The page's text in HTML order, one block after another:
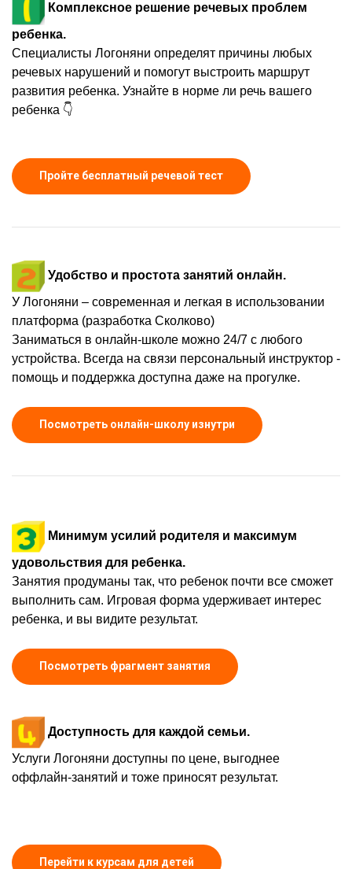
Комплексное решение речевых проблем
ребенка.
Специалисты Логоняни определят причины любых
речевых нарушений и помогут выстроить маршрут
развития ребенка. Узнайте в норме ли речь вашего
ребенка 👇
Пройте бесплатный речевой тест
Удобство и простота занятий онлайн.
У Логоняни – современная и легкая в использовании
платформа (разработка Сколково)
Заниматься в онлайн-школе можно 24/7 с любого
устройства. Всегда на связи персональный инструктор -
помощь и поддержка доступна даже на прогулке.
Посмотреть онлайн-школу изнутри
Минимум усилий родителя и максимум
удовольствия для ребенка.
Занятия продуманы так, что ребенок почти все сможет
выполнить сам. Игровая форма удерживает интерес
ребенка, и вы видите результат.
Посмотреть фрагмент занятия
Доступность для каждой семьи.
Услуги Логоняни доступны по цене, выгоднее
оффлайн-занятий и тоже приносят результат.
Перейти к курсам для детей